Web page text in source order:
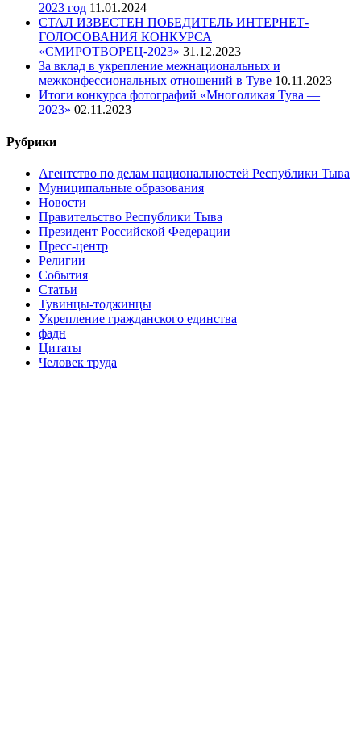
2023 год 11.01.2024
СТАЛ ИЗВЕСТЕН ПОБЕДИТЕЛЬ ИНТЕРНЕТ-
ГОЛОСОВАНИЯ КОНКУРСА
«СМИРОТВОРЕЦ-2023» 31.12.2023
За вклад в укрепление межнациональных и
межконфессиональных отношений в Туве 10.11.2023
Итоги конкурса фотографий «Многоликая Тува —
2023» 02.11.2023
Рубрики
Агентство по делам национальностей Республики Тыва
Муниципальные образования
Новости
Правительство Республики Тыва
Президент Российской Федерации
Пресс-центр
Религии
События
Статьи
Тувинцы-тоджинцы
Укрепление гражданского единства
фадн
Цитаты
Человек труда